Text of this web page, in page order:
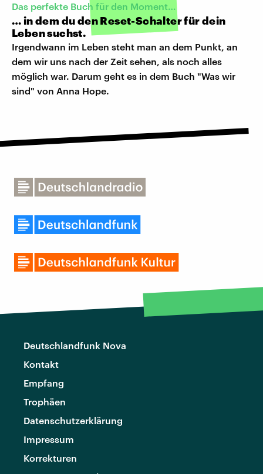
Das perfekte Buch für den Moment…
… in dem du den Reset-Schalter für dein
Leben suchst.
Irgendwann im Leben steht man an dem Punkt, an
dem wir uns nach der Zeit sehen, als noch alles
möglich war. Darum geht es in dem Buch "Was wir
sind" von Anna Hope.
Deutschlandfunk Nova
Kontakt
Empfang
Trophäen
Datenschutzerklärung
Impressum
Korrekturen